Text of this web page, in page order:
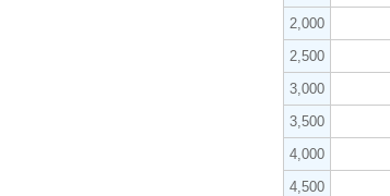
2,000
2,500
3,000
3,500
4,000
4,500